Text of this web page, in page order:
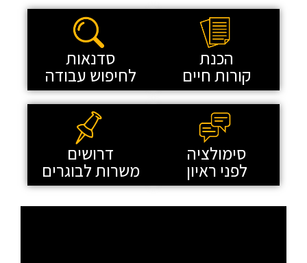
הכנת
קורות חיים
סדנאות
לחיפוש עבודה
סימולציה
לפני ראיון
דרושים
משרות לבוגרים